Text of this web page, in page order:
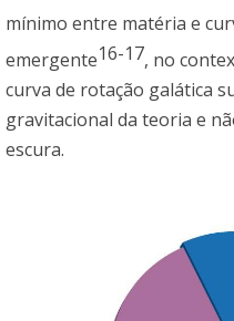
mínimo entre matéria e
emergente16-17, no
curva de rotação galática
gravitacional da teoria e
escura.